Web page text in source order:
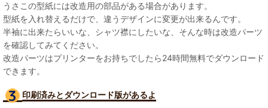
うさこの型紙には改造用の部品がある場合があります。
型紙を入れ替えるだけで、違うデザインに変更が出来るんです。
半袖に出来たらいいな、シャツ襟にしたいな、そんな時は改造パーツ
を確認してみてください。
改造パーツはプリンターをお持ちでしたら24時間無料でダウンロード
できます。
印刷済みとダウンロード版があるよ